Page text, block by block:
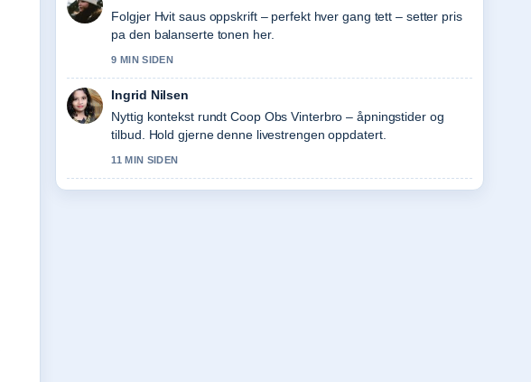
Folgjer Hvit saus oppskrift – perfekt hver gang tett – setter pris
pa den balanserte tonen her.
9 MIN SIDEN
Ingrid Nilsen
Nyttig kontekst rundt Coop Obs Vinterbro – åpningstider og
tilbud. Hold gjerne denne livestrengen oppdatert.
11 MIN SIDEN